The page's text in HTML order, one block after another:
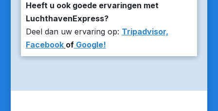
Heeft u ook goede ervaringen met
LuchthavenExpress?
Deel dan uw ervaring op: Tripadvisor,
Facebook ofGoogle!